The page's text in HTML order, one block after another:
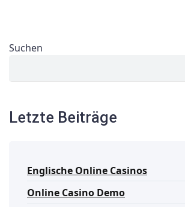
Suchen
Letzte Beiträge
Englische Online Casinos
Online Casino Demo